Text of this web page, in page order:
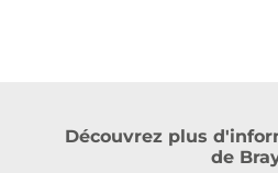
Découvrez plus
de